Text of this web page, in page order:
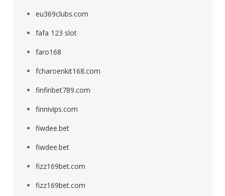
eu369clubs.com
fafa 123 slot
faro168
fcharoenkit168.com
finfinbet789.com
finnivips.com
fiwdee.bet
fiwdee.bet
fizz169bet.com
fizz169bet.com